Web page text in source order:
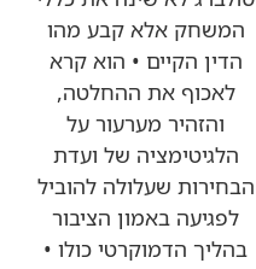
המשחק אלא קבע מהו
הדין הקיים • הוא קרא
לאכוף את ההחלטה,
והזהיר מערעור על
הלגיטימציה של ועדת
הבחירות שעלולה להוביל
לפגיעה באמון הציבור
בהליך הדמוקרטי כולו •